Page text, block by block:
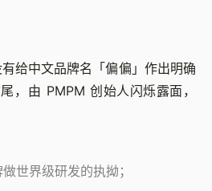
给中文品牌名「偏偏」作出明确
，由 PMPM 创始人闪烁露面，
世界级研发的执拗；